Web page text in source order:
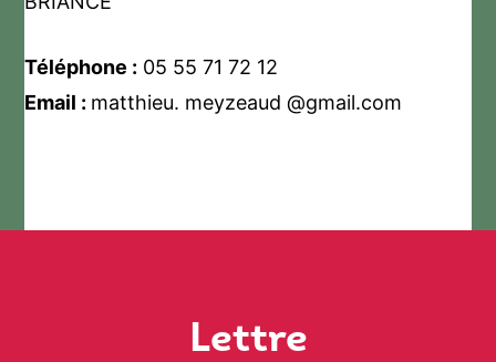
Téléphone : 05 55 71 72 12
Email : matthieu. meyzeaud @gmail.com
Lettre